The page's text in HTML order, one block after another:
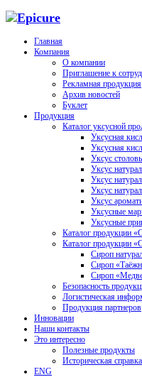
Главная
Компания
О компании
Приглашение к
Рекламная продукция
Архив новостей
Буклет
Продукция
Каталог уксусной
Уксусная
Уксусная
Уксус
Уксус
Уксус
Уксус
Уксус
Уксусные
Уксусные
Каталог продукции
Каталог продукции
Сироп
Сироп
Сироп
Безопасность
Логистическая
Продукция партнеров
Инновации
Наши контакты
Это интересно
Полезные продукты
Историческая справка
ENG